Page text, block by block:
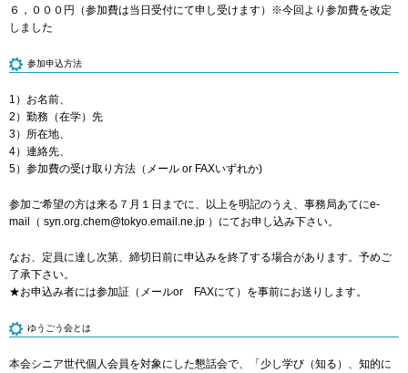
６，０００円（参加費は当日受付にて申し受けます）※今回より参加費を改定
しました
参加申込方法
1）お名前、
2）勤務（在学）先
3）所在地、
4）連絡先、
5）参加費の受け取り方法（メール or FAXいずれか)
参加ご希望の方は来る７月１日までに、以上を明記のうえ、事務局あてにe-
mail（ syn.org.chem@tokyo.email.ne.jp ）にてお申し込み下さい。
なお、定員に達し次第、締切日前に申込みを終了する場合があります。予めご
了承下さい。
★お申込み者には参加証（メールor FAXにて）を事前にお送りします。
ゆうごう会とは
本会シニア世代個人会員を対象にした懇話会で、「少し学び（知る）、知的に